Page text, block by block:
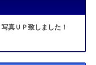
真ＵＰ致しました！